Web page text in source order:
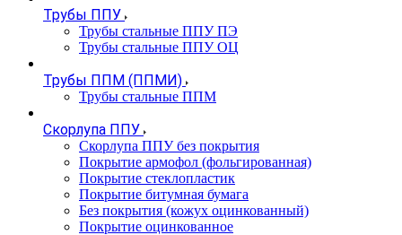
Трубы ППУ
Трубы стальные ППУ ПЭ
Трубы стальные ППУ ОЦ
Трубы ППМ (ППМИ)
Трубы стальные ППМ
Скорлупа ППУ
Скорлупа ППУ без покрытия
Покрытие армофол (фольгированная)
Покрытие стеклопластик
Покрытие битумная бумага
Без покрытия (кожух оцинкованный)
Покрытие оцинкованное